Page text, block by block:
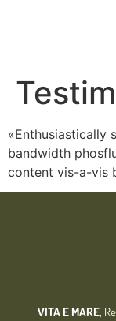
«Enthusiastically
bandwidth
content vis-a-vis
VITA E MARE,